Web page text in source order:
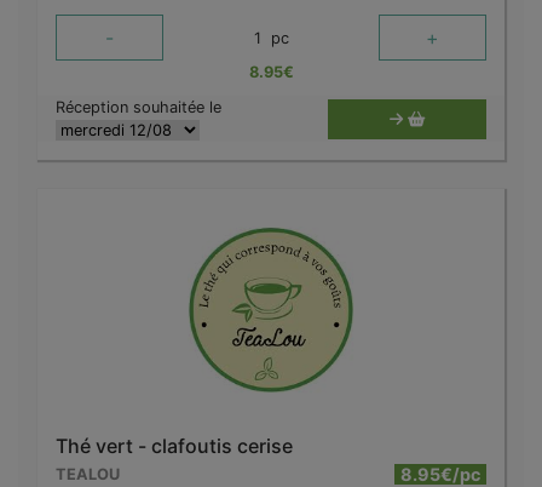
- 1 pc +
8.95€
Réception souhaitée le
Thé vert - clafoutis cerise
TEALOU 8.95€/pc